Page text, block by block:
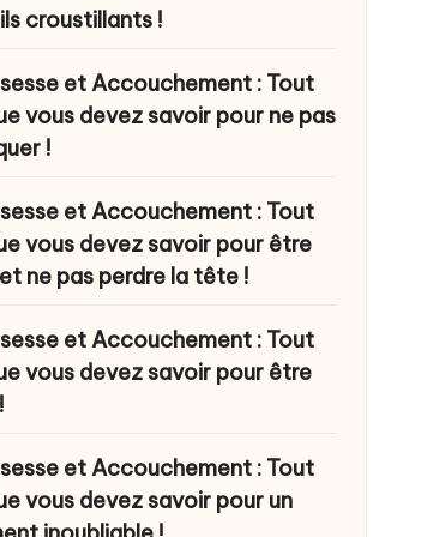
croustillants !
et Accouchement : Tout
vous devez savoir pour ne pas
!
et Accouchement : Tout
vous devez savoir pour être
ne pas perdre la tête !
et Accouchement : Tout
vous devez savoir pour être
et Accouchement : Tout
vous devez savoir pour un